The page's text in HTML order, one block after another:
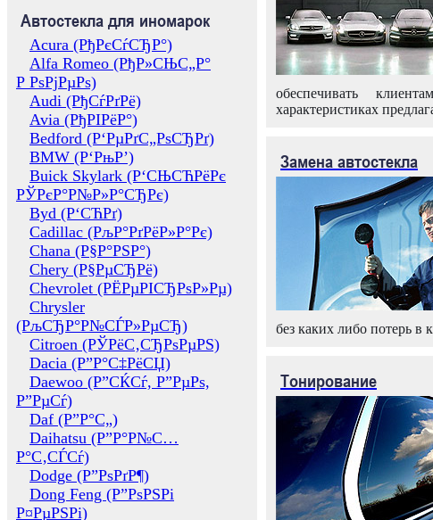
Автостекла для иномарок
Acura (РђРєСѓСЂР°)
Alfa Romeo (РђР»СЊС„Р°
Р РѕРјРµРѕ)
Audi (РђСѓРґРё)
Avia (РђРІРёР°)
Bedford (Р‘РµРґС„РѕСЂРґ)
BMW (Р‘РњР’)
Buick Skylark (Р‘СЊСЋРёРє
РЎРєР°Р№Р»Р°СЂРє)
Byd (Р‘СЋРґ)
Cadillac (РљР°РґРёР»Р°Рє)
Chana (Р§Р°РЅР°)
Chery (Р§РµСЂРё)
Chevrolet (РЁРµРІСЂРѕР»Рµ)
Chrysler
(РљСЂР°Р№СЃР»РµСЂ)
Citroen (РЎРёС‚СЂРѕРµРЅ)
Dacia (Р”Р°С‡РёСЏ)
Daewoo (Р”СЌСѓ, Р”РµРѕ,
Р”РµСѓ)
Daf (Р”Р°С„)
Daihatsu (Р”Р°Р№С…
Р°С‚СЃСѓ)
Dodge (Р”РѕРґР¶)
Dong Feng (Р”РѕРЅРі
Р¤РµРЅРі)
обеспечивать
характеристиках
Замена автостекла
без каких либо потерь в
Тонирование